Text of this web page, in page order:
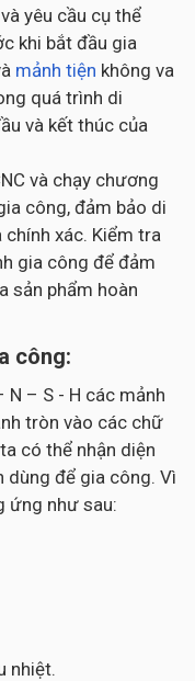
yêu cầu cụ thể
khi bắt đầu gia
mảnh tiện không va
quá trình di
và kết thúc của
và chạy chương
công, đảm bảo di
xác. Kiểm tra
gia công để đảm
sản phẩm hoàn
công:
N – S - H các mảnh
tròn vào các chữ
có thể nhận diện
dùng để gia công. Vì
ứng như sau:
nhiệt.